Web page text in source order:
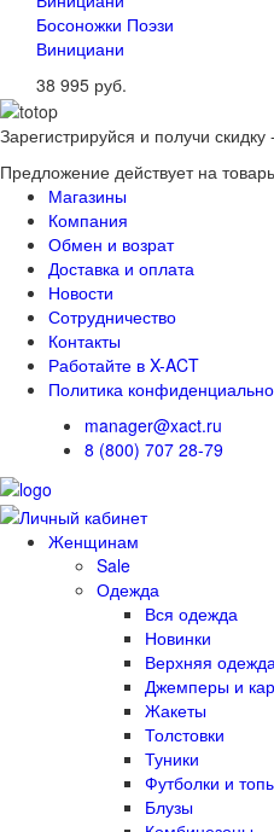
Босоножки Поэзи
Винициани
38 995 руб.
Зарегистрируйся и получи скидку
Предложение действует на
Магазины
Компания
Обмен и возрат
Доставка и оплата
Новости
Сотрудничество
Контакты
Работайте в X-ACT
Политика
manager@xact.ru
8 (800) 707 28-79
Женщинам
Sale
Одежда
Вся одежда
Новинки
Верхняя одежда
Джемперы и
Жакеты
Толстовки
Туники
Футболки и
Блузы